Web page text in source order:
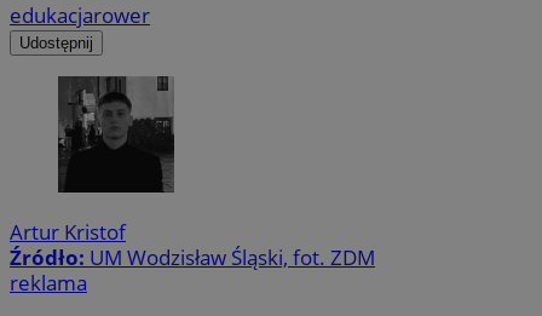
edukacjarower
Udostępnij
Artur Kristof
Źródło: UM Wodzisław Śląski, fot. ZDM
reklama